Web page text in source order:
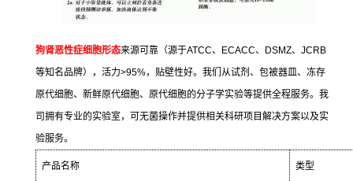
狗肾恶性症细胞形态来源可靠（源于ATCC、 ECACC、 DSMZ、 JCRB
等知名品牌），活力>95%，贴壁性好。我们从试剂、包被器皿、冻存
原代细胞、新鲜原代细胞、原代细胞的分子学实验等提供全程服务。我
司拥有专业的实验室，可无菌操作并提供相关科研项目解决方案以及实
验服务。
产品名称 类型